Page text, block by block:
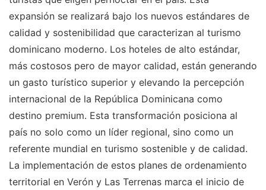
expansión se realizará bajo los nuevos estándares de
calidad y sostenibilidad que caracterizan al turismo
dominicano moderno. Los hoteles de alto estándar,
más costosos pero de mayor calidad, están generando
un gasto turístico superior y elevando la percepción
internacional de la República Dominicana como
destino premium. Esta transformación posiciona al
país no solo como un líder regional, sino como un
referente mundial en turismo sostenible y de calidad.
La implementación de estos planes de ordenamiento
territorial en Verón y Las Terrenas marca el inicio de